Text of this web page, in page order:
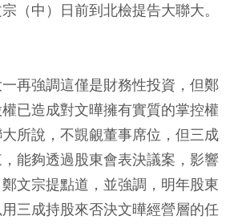
（中）日前到北檢提告大聯大。
再強調這僅是財務性投資，但鄭
已造成對文曄擁有實質的掌控權
所說，不覬覦董事席位，但三成
能夠透過股東會表決議案，影響
文宗提點道，並強調，明年股東
三成持股來否決文曄經營層的任